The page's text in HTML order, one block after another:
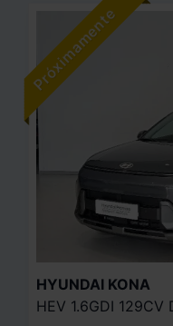
HYUNDAI KONA
HEV 1.6GDI 129CV